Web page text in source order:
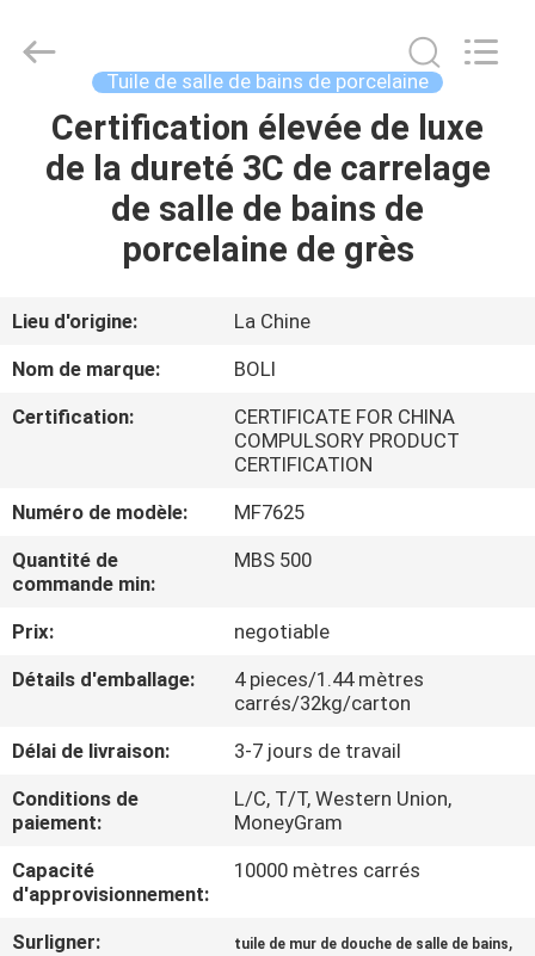
MAISON
VIDÉOS
À
DE
NOUS
VISITE
DE
CONTRÔLE
DE
LA
QUALITÉ
CERAMICS
Reserved.
Tuile de salle de bains de porcelaine
Certification élevée de luxe
de la dureté 3C de carrelage
de salle de bains de
porcelaine de grès
Lieu d'origine:
La Chine
Nom de marque:
BOLI
Certification:
CERTIFICATE FOR CHINA
COMPULSORY PRODUCT
CERTIFICATION
Numéro de modèle:
MF7625
Quantité de
commande min:
MBS 500
Prix:
negotiable
Détails d'emballage:
4 pieces/1.44 mètres
carrés/32kg/carton
Délai de livraison:
3-7 jours de travail
Conditions de
paiement:
L/C, T/T, Western Union,
MoneyGram
Capacité
d'approvisionnement:
10000 mètres carrés
Surligner: tuile de mur de douche de salle de bains,